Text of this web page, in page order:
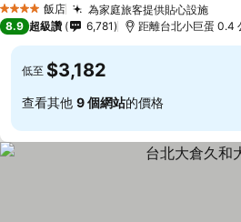
4 星級 飯店 為家庭旅客提供貼心設施查看
8.9 超級讚 6,781 距離台北小巨蛋 0.4
低至 $3,182
查看其他 9 個網站的價格